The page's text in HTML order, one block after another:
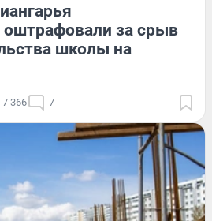
за срыв
школы на
7 366 7